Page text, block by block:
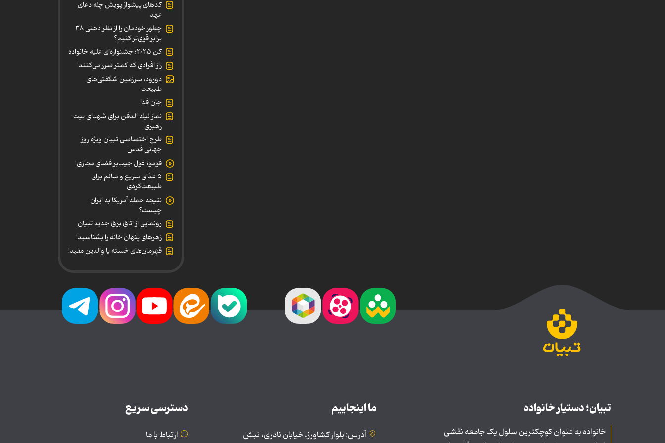
کدهای پیشواز پویش چله دعای
عهد
چطور خودمان را از نظر ذهنی ۳۸
برابر قوی‌تر کنیم؟
کن ۲۰۲۵؛ جشنواره‌ای علیه خانواده
راز افرادی که کمتر ضرر می‌کنند!
دورود، سرزمین شگفتی‌های
طبیعت
جان فدا
نماز لیله الدفن برای شهدای بیت
رهبری
طرح اختصاصی تبیان ویژه روز
جهانی قدس
فومو؛ غول جیب‌بر فضای مجازی!
۵ غذای سریع و سالم برای
طبیعت‌گردی
نتیجه حمله آمریکا به ایران
چیست؟
رونمایی از اتاق برق جدید تبیان
زهرهای پنهان خانه را بشناسید!
قهرمان‌های خسته یا والدین مفید!
تبیان؛ دستیار خانواده
خانواده به عنوان کوچکترین سلول یک جامعه نقشی
ما اینجاییم
آدرس: بلوار کشاورز، خیابان نادری، نبش
دسترسی سریع
ارتباط با ما